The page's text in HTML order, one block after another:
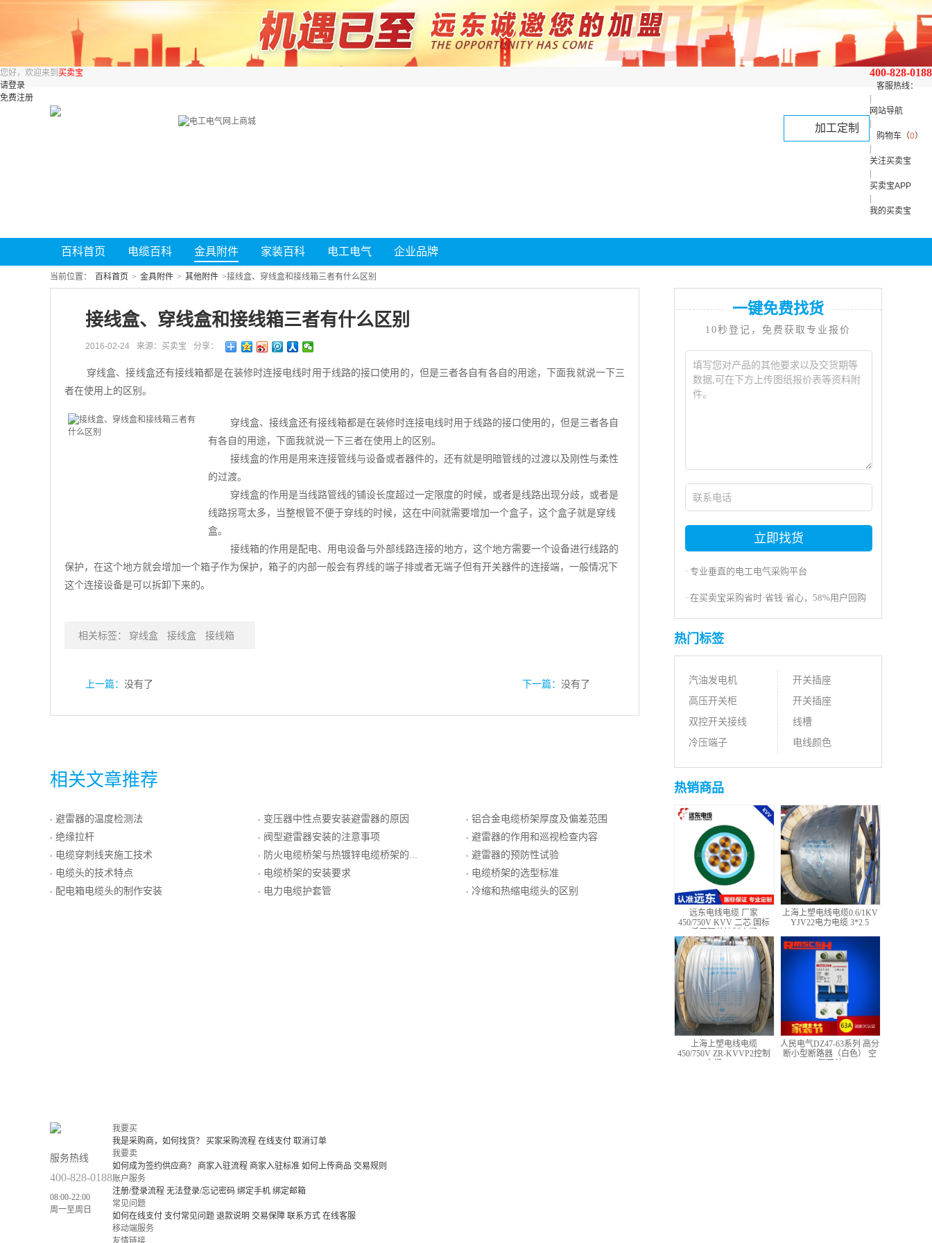
400-828-0188
客服热线：
网站导航
购物车（0）
关注买卖宝
买卖宝APP
我的买卖宝
您好，欢迎来到 买卖宝
请登录
免费注册
加工定制
百科首页 电缆百科 金具附件 家装百科 电工电气 企业品牌
当前位置： 百科首页 > 金具附件 > 其他附件 >接线盒、穿线盒和接线箱三者有什么区别
接线盒、穿线盒和接线箱三者有什么区别
2016-02-24 来源：买卖宝 分享：
穿线盒、接线盒还有接线箱都是在装修时连接电线时用于线路的接口使用的，但是三者各自有各自的用途，下面我就说一下三
者在使用上的区别。
穿线盒、接线盒还有接线箱都是在装修时连接电线时用于线路的接口使用的，但是三者各自
有各自的用途，下面我就说一下三者在使用上的区别。
接线盒的作用是用来连接管线与设备或者器件的，还有就是明暗管线的过渡以及刚性与柔性
的过渡。
穿线盒的作用是当线路管线的铺设长度超过一定限度的时候，或者是线路出现分歧，或者是
线路拐弯太多，当整根管不便于穿线的时候，这在中间就需要增加一个盒子，这个盒子就是穿线
盒。
接线箱的作用是配电、用电设备与外部线路连接的地方，这个地方需要一个设备进行线路的
保护，在这个地方就会增加一个箱子作为保护，箱子的内部一般会有界线的端子排或者无端子但有开关器件的连接端，一般情况下
这个连接设备是可以拆卸下来的。
相关标签： 穿线盒 接线盒 接线箱
上一篇： 没有了 下一篇： 没有了
相关文章推荐
· 避雷器的温度检测法
· 绝缘拉杆
· 电缆穿刺线夹施工技术
· 电缆头的技术特点
· 配电箱电缆头的制作安装
· 变压器中性点要安装避雷器的原因
· 阀型避雷器安装的注意事项
· 防火电缆桥架与热镀锌电缆桥架的区别
· 电缆桥架的安装要求
· 电力电缆护套管
· 铝合金电缆桥架厚度及偏差范围
· 避雷器的作用和巡视检查内容
· 避雷器的预防性试验
· 电缆桥架的选型标准
· 冷缩和热缩电缆头的区别
一键免费找货
10秒登记，免费获取专业报价
立即找货
· 专业垂直的电工电气采购平台
· 在买卖宝采购省时·省钱·省心，58%用户回购
热门标签
汽油发电机
高压开关柜
双控开关接线
冷压端子
开关插座
开关插座
线槽
电线颜色
热销商品
远东电线电缆 厂家
450/750V KVV 二芯 国标
上海上塑电线电缆0.6/1KV
YJV22电力电缆 3*2.5
上海上塑电线电缆
450/750V ZR-KVVP2控制
人民电气DZ47-63系列 高分
断小型断路器（白色） 空
服务热线
400-828-0188
08:00-22:00
周一至周日
我要买
我是采购商，如何找货？
买家采购流程 在线支付 取消订单
我要卖
如何成为签约供应商？
商家入驻流程 商家入驻标准 如何上传商品 交易规则
账户服务
注册/登录流程 无法登录/忘记密码 绑定手机 绑定邮箱
常见问题
如何在线支付 支付常见问题 退款说明 交易保障 联系方式 在线客服
移动端服务
友情链接